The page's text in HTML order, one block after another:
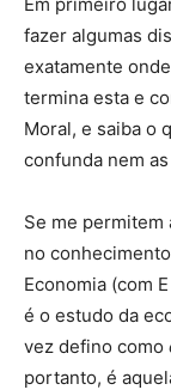
fazer algumas
exatamente
termina esta e
Moral, e saiba o
confunda nem
Se me permitem
no
Economia (com
é o estudo da
vez defino como
portanto, é